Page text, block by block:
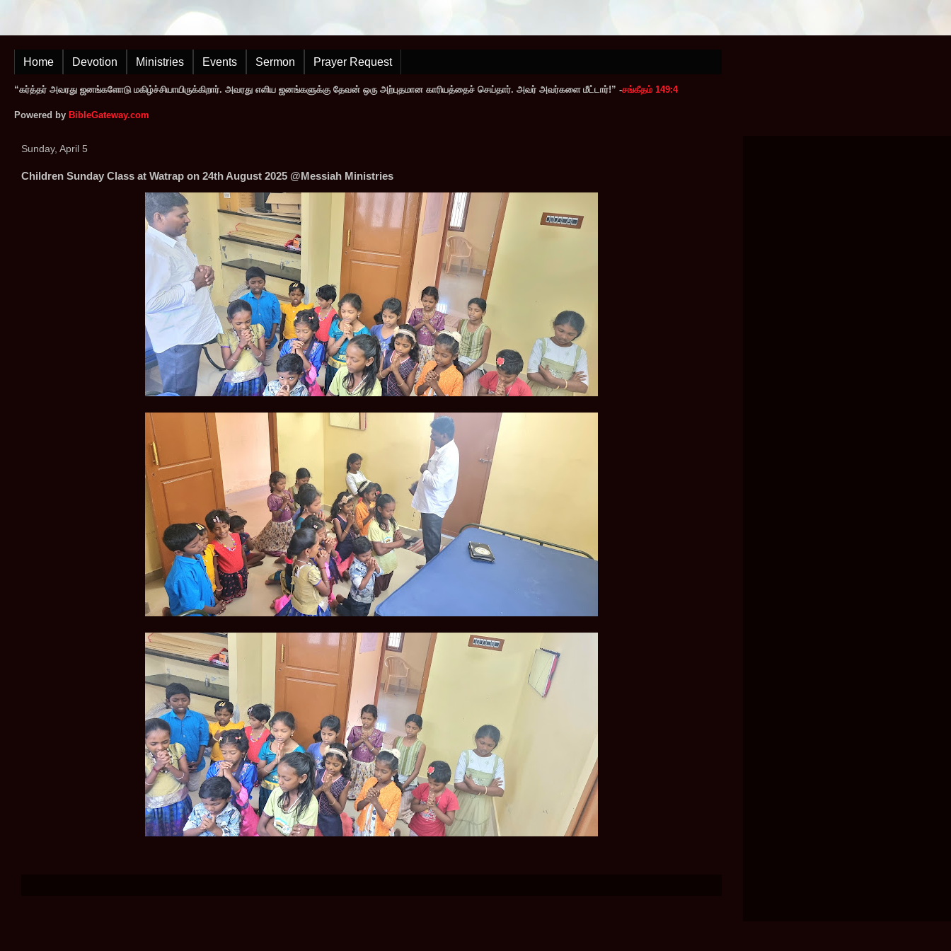
Home Devotion Ministries Events Sermon Prayer Request
“கர்த்தர் அவரது ஜனங்களோடு மகிழ்ச்சியாயிருக்கிறார். அவரது எளிய ஜனங்களுக்கு தேவன் ஒரு அற்புதமான காரியத்தைச் செய்தார். அவர் அவர்களை மீட்டார்!” -சங்கீதம் 149:4
Powered by BibleGateway.com
Sunday, April 5
Children Sunday Class at Watrap on 24th August 2025 @Messiah Ministries